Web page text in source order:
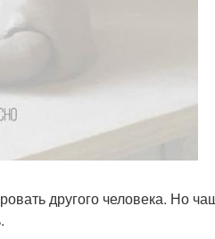
другого человека. Но